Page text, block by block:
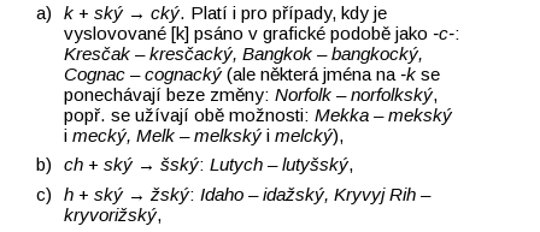
k + ský→ cký. Platí i pro případy, kdy je
vyslovované [k] psáno v grafické podobě jako‑c‑:
Kresčak –⁠⁠⁠⁠⁠⁠⁠⁠⁠⁠⁠⁠⁠⁠⁠⁠⁠⁠⁠⁠⁠⁠⁠⁠⁠⁠⁠⁠⁠⁠⁠⁠⁠⁠⁠⁠⁠⁠⁠⁠⁠⁠⁠⁠⁠⁠⁠⁠⁠⁠⁠⁠⁠⁠⁠⁠⁠⁠⁠⁠⁠⁠ kresčacký, Bangkok –⁠⁠⁠⁠⁠⁠⁠⁠⁠⁠⁠⁠⁠⁠⁠⁠⁠⁠⁠⁠⁠⁠⁠⁠⁠⁠⁠⁠⁠⁠⁠⁠⁠⁠⁠⁠⁠⁠⁠⁠⁠⁠⁠⁠⁠⁠⁠⁠⁠⁠⁠⁠⁠⁠⁠⁠⁠⁠⁠⁠⁠⁠ bangkocký,
Cognac –⁠⁠⁠⁠⁠⁠⁠⁠⁠⁠⁠⁠⁠⁠⁠⁠⁠⁠⁠⁠⁠⁠⁠⁠⁠⁠⁠⁠⁠⁠⁠⁠⁠⁠⁠⁠⁠⁠⁠⁠⁠⁠⁠⁠⁠⁠⁠⁠⁠⁠⁠⁠⁠⁠⁠⁠⁠⁠⁠⁠⁠⁠ cognacký(ale některá jména na‑k se
ponechávají beze změny:Norfolk –⁠⁠⁠⁠⁠⁠⁠⁠⁠⁠⁠⁠⁠⁠⁠⁠⁠⁠⁠⁠⁠⁠⁠⁠⁠⁠⁠⁠⁠⁠⁠⁠⁠⁠⁠⁠⁠⁠⁠⁠⁠⁠⁠⁠⁠⁠⁠⁠⁠⁠⁠⁠⁠⁠⁠⁠⁠⁠⁠⁠⁠⁠ norfolkský,
popř. se užívají obě možnosti:Mekka –⁠⁠⁠⁠⁠⁠⁠⁠⁠⁠⁠⁠⁠⁠⁠⁠⁠⁠⁠⁠⁠⁠⁠⁠⁠⁠⁠⁠⁠⁠⁠⁠⁠⁠⁠⁠⁠⁠⁠⁠⁠⁠⁠⁠⁠⁠⁠⁠⁠⁠⁠⁠⁠⁠⁠⁠⁠⁠⁠⁠ mekský
imecký, Melk –⁠⁠⁠⁠⁠⁠⁠⁠⁠⁠⁠⁠⁠⁠⁠⁠⁠⁠⁠⁠⁠⁠⁠⁠⁠⁠⁠⁠⁠⁠⁠⁠⁠⁠⁠⁠⁠⁠⁠⁠⁠⁠⁠⁠⁠⁠⁠⁠⁠⁠⁠⁠⁠⁠⁠⁠⁠⁠⁠⁠ melkskýimelcký),
ch + ský→ šský:Lutych –⁠⁠⁠⁠⁠⁠⁠⁠⁠⁠⁠⁠⁠⁠⁠⁠⁠⁠⁠⁠⁠⁠⁠⁠⁠⁠⁠⁠⁠⁠⁠⁠⁠⁠⁠⁠⁠⁠⁠⁠⁠⁠⁠⁠⁠⁠⁠⁠⁠⁠⁠⁠⁠⁠⁠⁠⁠⁠⁠⁠⁠⁠ lutyšský,
h + ský→žský:Idaho –⁠⁠⁠⁠⁠⁠⁠⁠⁠⁠⁠⁠⁠⁠⁠⁠⁠⁠⁠⁠⁠⁠⁠⁠⁠⁠⁠⁠⁠⁠⁠⁠⁠⁠⁠⁠⁠⁠⁠⁠⁠⁠⁠⁠⁠⁠⁠⁠⁠⁠⁠⁠⁠⁠⁠⁠⁠⁠⁠⁠⁠⁠ idažský, Kryvyj Rih –⁠⁠⁠⁠⁠⁠⁠⁠⁠⁠⁠⁠⁠⁠⁠⁠⁠⁠⁠⁠⁠⁠⁠⁠⁠⁠⁠⁠⁠⁠⁠⁠⁠⁠⁠⁠⁠⁠⁠⁠⁠⁠⁠⁠⁠⁠⁠⁠⁠⁠⁠⁠⁠⁠⁠⁠⁠⁠⁠⁠⁠⁠
kryvorižský,